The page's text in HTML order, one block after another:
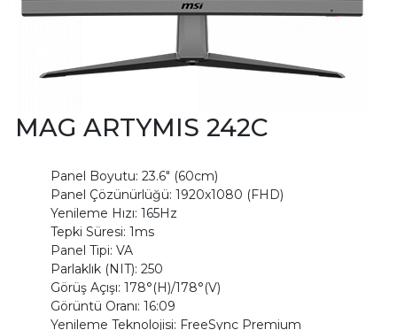
MAG ARTYMIS 242C
Panel Boyutu: 23.6" (60cm)
Panel Çözünürlüğü: 1920x1080 (FHD)
Yenileme Hızı: 165Hz
Tepki Süresi: 1ms
Panel Tipi: VA
Parlaklık (NIT): 250
Görüş Açışı: 178°(H)/178°(V)
Görüntü Oranı: 16:09
Yenileme Teknolojisi: FreeSync Premium